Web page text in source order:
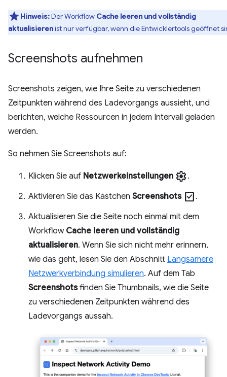
Hinweis:Der Workflow Cache leeren und vollständig
aktualisierenist nur verfügbar, wenn die Entwicklertools geöffnet
Screenshots aufnehmen
Screenshots zeigen, wie Ihre Seite zu verschiedenen
Zeitpunkten während des Ladevorgangs aussieht, und
berichten, welche Ressourcen in jedem Intervall geladen
werden.
So nehmen Sie Screenshots auf:
Klicken Sie auf Netzwerkeinstellungen settings.
Aktivieren Sie das Kästchen Screenshots check_box .
Aktualisieren Sie die Seite noch einmal mit dem
Workflow Cache leeren und vollständig
aktualisieren. Wenn Sie sich nicht mehr erinnern,
wie das geht, lesen Sie den Abschnitt Langsamere
Netzwerkverbindung simulieren. Auf dem Tab
Screenshotsfinden Sie Thumbnails, wie die Seite
zu verschiedenen Zeitpunkten während des
Ladevorgangs aussah.